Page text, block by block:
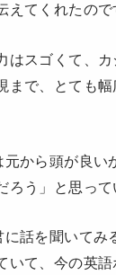
てくれたので
はスゴくて、
まで、とても幅
から頭が良い
ろう」と思って
に話を聞いてみ
いて、今の英語